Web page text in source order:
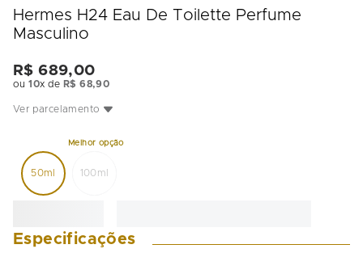
Hermes H24 Eau De Toilette Perfume
Masculino
R$ 689,00
ou10x de R$ 68,90
Ver parcelamento
50ml 100ml
Especificações